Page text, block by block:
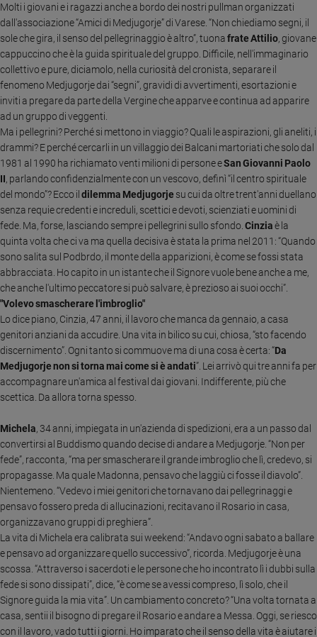
Sanremo
2026
Cinema,
Tv
e
streaming
Libri
Musica
Arte
Famiglia
ed
educazione
Genitori
e
figli
Coppia
Scuola
e
giovani
Adolescenza
Bioetica
Vai
Riflessioni
Foto
Video
Podcast
Privacy
Molti i giovani e i ragazzi anche a bordo dei nostri pullman organizzati
dall'associazione “Amici di Medjugorje” di Varese. “Non chiediamo segni, il
sole che gira, il senso del pellegrinaggio è altro”, tuonafrate Attilio, giovane
cappuccino che è la guida spirituale del gruppo. Difficile, nell'immaginario
collettivo e pure, diciamolo, nella curiosità del cronista, separare il
fenomeno Medjugorje dai “segni”, gravidi di avvertimenti, esortazioni e
inviti a pregare da parte della Vergine che apparve e continua ad apparire
ad un gruppo di veggenti.
Ma i pellegrini? Perché si mettono in viaggio? Quali le aspirazioni, gli aneliti, i
drammi? E perché cercarli in un villaggio dei Balcani martoriati che solo dal
1981 al 1990 ha richiamato venti milioni di persone eSan Giovanni Paolo
II, parlando confidenzialmente con un vescovo, definì “il centro spirituale
del mondo”? Ecco il dilemma Medjugorje su cui da oltre trent'anni duellano
senza requie credenti e increduli, scettici e devoti, scienziati e uomini di
fede. Ma, forse, lasciando sempre i pellegrini sullo sfondo.Cinziaè la
quinta volta che ci va ma quella decisiva è stata la prima nel 2011: “Quando
sono salita sul Podbrdo, il monte della apparizioni, è come se fossi stata
abbracciata. Ho capito in un istante che il Signore vuole bene anche a me,
che anche l'ultimo peccatore si può salvare, è prezioso ai suoi occhi”.
"Volevo smascherare l'imbroglio"
Lo dice piano, Cinzia, 47 anni, il lavoro che manca da gennaio, a casa
genitori anziani da accudire. Una vita in bilico su cui, chiosa, “sto facendo
discernimento”. Ogni tanto si commuove ma di una cosa è certa: “Da
Medjugorje non si torna mai come si è andati”. Lei arrivò qui tre anni fa per
accompagnare un'amica al festival dai giovani. Indifferente, più che
scettica. Da allora torna spesso.
Michela, 34 anni, impiegata in un'azienda di spedizioni, era a un passo dal
convertirsi al Buddismo quando decise di andare a Medjugorje. “Non per
fede”, racconta, “ma per smascherare il grande imbroglio che lì, credevo, si
propagasse. Ma quale Madonna, pensavo che laggiù ci fosse il diavolo”.
Nientemeno.“Vedevo i miei genitori che tornavano dai pellegrinaggi e
pensavo fossero preda di allucinazioni, recitavano il Rosario in casa,
organizzavano gruppi di preghiera”.
La vita di Michela era calibrata sui weekend: “Andavo ogni sabato a ballare
e pensavo ad organizzare quello successivo”, ricorda. Medjugorje è una
scossa. “Attraverso i sacerdoti e le persone che ho incontrato lì i dubbi sulla
fede si sono dissipati”, dice, “è come se avessi compreso, lì solo, che il
Signore guida la mia vita”. Un cambiamento concreto? “Una volta tornata a
casa, sentii il bisogno di pregare il Rosario e andare a Messa. Oggi, se riesco
con il lavoro, vado tutti i giorni. Ho imparato che il senso della vita è aiutare i